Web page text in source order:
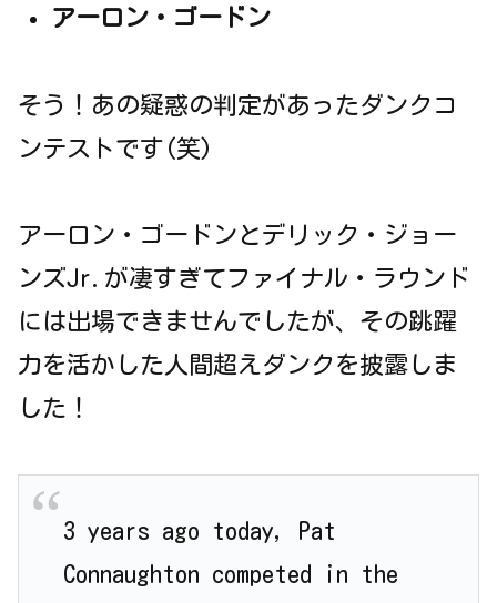
アーロン・ゴードン
そう！あの疑惑の判定があったダンクコ
ンテストです(笑)
アーロン・ゴードンとデリック・ジョー
ンズJr.が凄すぎてファイナル・ラウンド
には出場できませんでしたが、その跳躍
力を活かした人間超えダンクを披露しま
した！
3 years ago today, Pat
Connaughton competed in the